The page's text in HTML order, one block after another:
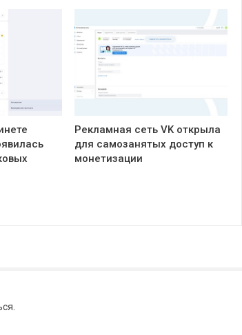
Рекламная сеть VK открыла
для самозанятых доступ к
монетизации